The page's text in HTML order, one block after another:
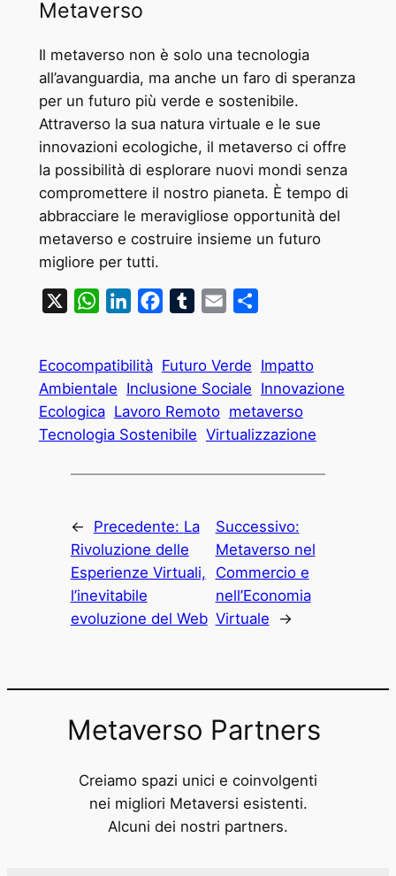
Metaverso
Il metaverso non è solo una tecnologia
all’avanguardia, ma anche un faro di speranza
per un futuro più verde e sostenibile.
Attraverso la sua natura virtuale e le sue
innovazioni ecologiche, il metaverso ci offre
la possibilità di esplorare nuovi mondi senza
compromettere il nostro pianeta. È tempo di
abbracciare le meravigliose opportunità del
metaverso e costruire insieme un futuro
migliore per tutti.
WhatsAppLinkedInFacebookTumblrEmail
Ecocompatibilità Futuro Verde Impatto
Ambientale Inclusione Sociale Innovazione
Ecologica Lavoro Remoto metaverso
Tecnologia Sostenibile Virtualizzazione
← Precedente: La
Rivoluzione delle
Esperienze Virtuali,
l’inevitabile
evoluzione del Web
Successivo:
Metaverso nel
Commercio e
nell’Economia
Virtuale
→
Metaverso Partners
Creiamo spazi unici e coinvolgenti
nei migliori Metaversi esistenti.
Alcuni dei nostri partners.